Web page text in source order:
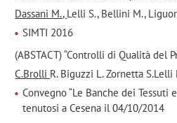
Dassani M., Lelli S., Bellini M.,
SIMTI 2016
(ABSTACT) “Controlli di Qualità del
C.Brolli R. Biguzzi L. Zornetta S.Lelli
Convegno “Le Banche dei
tenutosi a Cesena il 04/10/2014